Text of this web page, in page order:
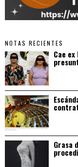
NOTAS RECIENTES
Cae
Grasa